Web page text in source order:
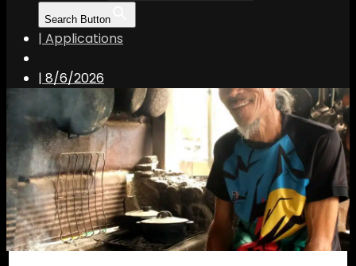
Search Button
| Applications
| 8/6/2026